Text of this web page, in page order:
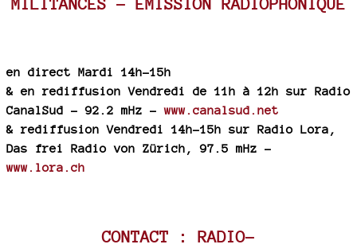
en direct Mardi 14h-15h
& en rediffusion Vendredi de 11h à 12h sur Radio
CanalSud - 92.2 mHz -www.canalsud.net
& rediffusion Vendredi 14h-15h sur Radio Lora,
Das frei Radio von Zürich, 97.5 mHz -
www.lora.ch
CONTACT : RADIO-